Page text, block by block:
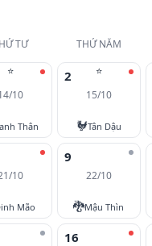
TƯ THỨ NĂM
⭐
10
Thân
⭐
2
15/10
🐓Tân Dậu
10
Mão
9
22/10
🐉Mậu Thìn
16